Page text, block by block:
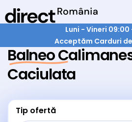
Luni - Vineri 09:00
Acceptăm Carduri
Balneo
Caciulata
Tip ofertă